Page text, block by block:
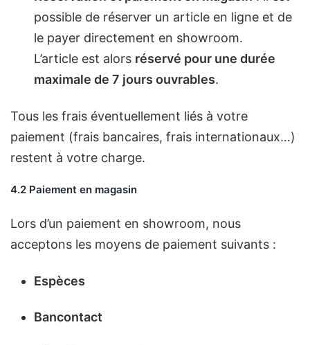
possible de réserver un article en ligne et de
le payer directement en showroom.
L’article est alors réservé pour une durée
maximale de 7 jours ouvrables.
Tous les frais éventuellement liés à votre
paiement (frais bancaires, frais internationaux…)
restent à votre charge.
4.2 Paiement en magasin
Lors d’un paiement en showroom, nous
acceptons les moyens de paiement suivants :
Espèces
Bancontact